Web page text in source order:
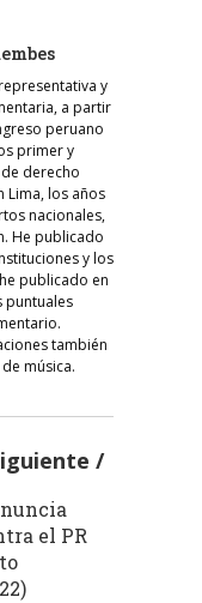
y
a partir
peruano
primer y
derecho
Lima, los años
nacionales,
He publicado
y los
publicado en
puntuales
también
música.
el PR